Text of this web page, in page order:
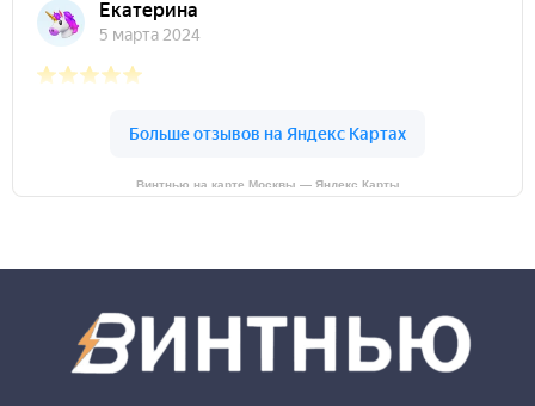
Винтнью на карте Москвы — Яндекс Карты